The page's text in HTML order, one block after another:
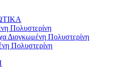
Πολυστερίνη
Διογκωμένη Πολυστερίνη
Πολυστερίνη